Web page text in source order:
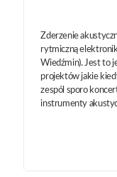
Zderzenie
rytmiczną
Wiedźmin). Jest to
projektów jakie
zespól sporo
instrumenty